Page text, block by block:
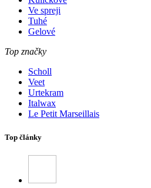
Ve spreji
Tuhé
Gelové
Top značky
Scholl
Veet
Urtekram
Italwax
Le Petit Marseillais
Top články